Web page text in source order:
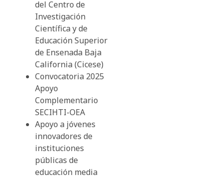
del Centro de
Investigación
Científica y de
Educación Superior
de Ensenada Baja
California (Cicese)
Convocatoria 2025
Apoyo
Complementario
SECIHTI-OEA
Apoyo a jóvenes
innovadores de
instituciones
públicas de
educación media